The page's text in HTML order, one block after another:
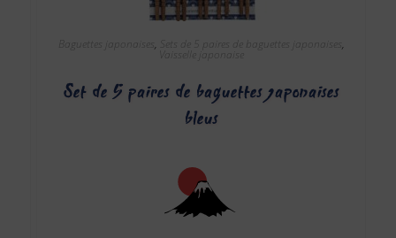
Baguettes japonaises , Sets de 5 paires de baguettes japonaises ,
Vaisselle japonaise
Set de 5 paires de baguettes japonaises
bleus